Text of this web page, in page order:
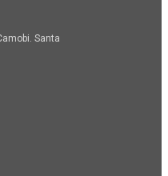
Santa